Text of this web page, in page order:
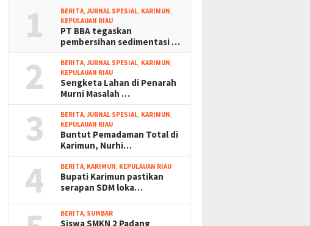
1 BERITA,JURNAL SPESIAL, KARIMUN,
KEPULAUAN RIAU
PT BBA tegaskan
pembersihan sedimentasi …
2 BERITA,JURNAL SPESIAL, KARIMUN,
KEPULAUAN RIAU
Sengketa Lahan di Penarah
Murni Masalah …
3 BERITA,JURNAL SPESIAL, KARIMUN,
KEPULAUAN RIAU
Buntut Pemadaman Total di
Karimun, Nurhi…
4 BERITA, KARIMUN, KEPULAUAN RIAU
Bupati Karimun pastikan
serapan SDM loka…
BERITA, SUMBAR
Siswa SMKN 2 Padang